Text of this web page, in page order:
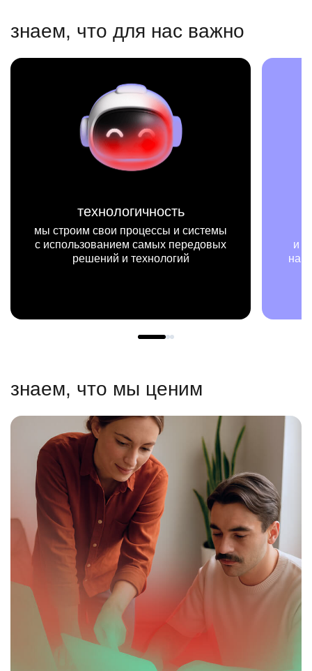
знаем, что для нас важно
технологичность
мы строим свои процессы и системы
с использованием самых передовых
решений и технологий
и
нашей
знаем, что мы ценим